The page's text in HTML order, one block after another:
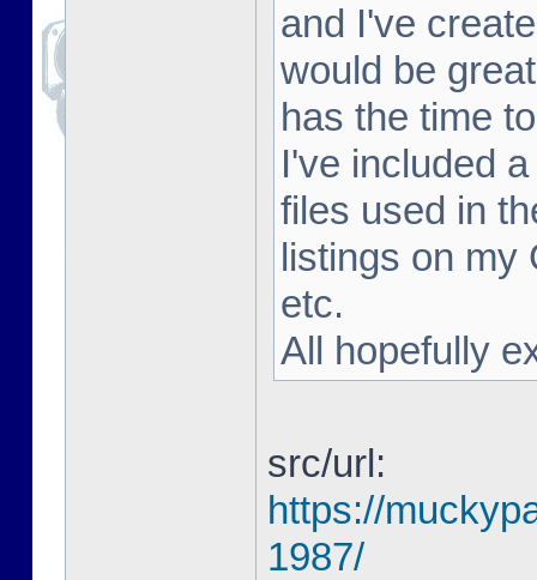
and I've
would be
has the time
I've included
files used in
listings on my
etc.
All hopefully
src/url:
https://
1987/